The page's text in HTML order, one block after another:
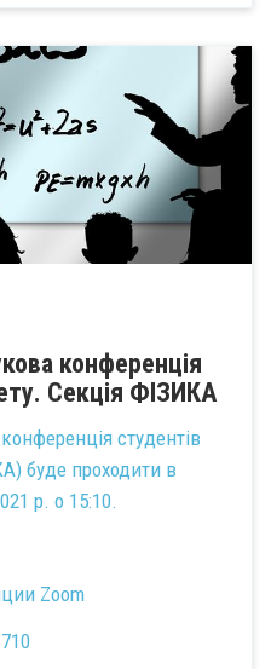
конференція
Секція ФІЗИКА
студентів
буде проходити в
р. о 15:10.
Zoom